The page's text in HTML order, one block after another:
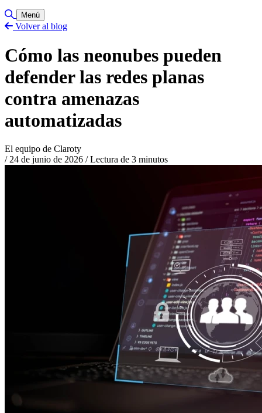
Alternar búsqueda
Menú
Volver al blog
Cómo las neonubes pueden
defender las redes planas
contra amenazas
automatizadas
El equipo de Claroty
/ 24 de junio de 2026 /Lectura de 3 minutos